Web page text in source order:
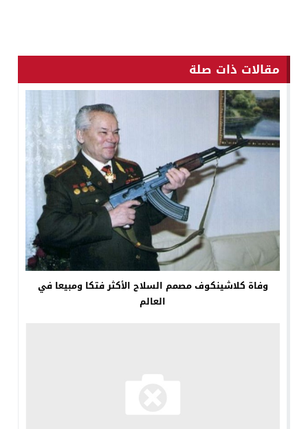
مقالات ذات صلة
وفاة كلاشينكوف مصمم السلاح الأكثر فتكا ومبيعا في
العالم